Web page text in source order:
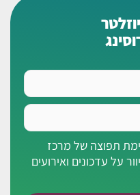
תפוצה של מרכז
על עדכונים ואירועים